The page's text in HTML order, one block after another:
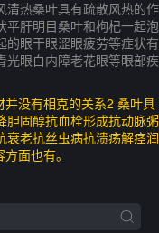
清热桑叶具有疏散风热的作
平肝明目桑叶和枸杞一起泡
的眼干眼涩眼疲劳等症状有
光眼白内障老花眼等眼部疾
没有相克的关系2 桑叶具
胆固醇抗血栓形成抗动脉粥
衰老抗丝虫病抗溃疡解痉润
面也有。